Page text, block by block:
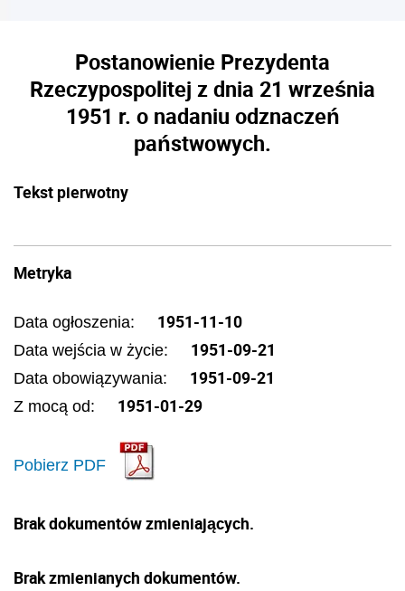
Postanowienie Prezydenta
Rzeczypospolitej z dnia 21 września
1951 r. o nadaniu odznaczeń
państwowych.
Tekst pierwotny
Metryka
Data ogłoszenia: 1951-11-10
Data wejścia w życie: 1951-09-21
Data obowiązywania: 1951-09-21
Z mocą od: 1951-01-29
Pobierz PDF
Brak dokumentów zmieniających.
Brak zmienianych dokumentów.